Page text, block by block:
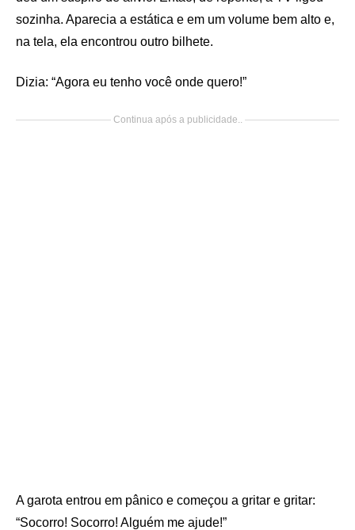
sozinha. Aparecia a estática e em um volume bem alto e,
na tela, ela encontrou outro bilhete.
Dizia: “Agora eu tenho você onde quero!”
Continua após a publicidade..
A garota entrou em pânico e começou a gritar e gritar:
“Socorro! Socorro! Alguém me ajude!”